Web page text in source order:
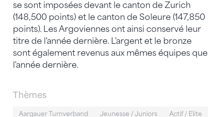
se sont imposées devant le canton de Zurich
(148,500 points) et le canton de Soleure (147,850
points). Les Argoviennes ont ainsi conservé leur
titre de l'année dernière. L'argent et le bronze
sont également revenus aux mêmes équipes que
l'année dernière.
Thèmes
Aargauer Turnverband Jeunesse / Juniors Actif / Elite